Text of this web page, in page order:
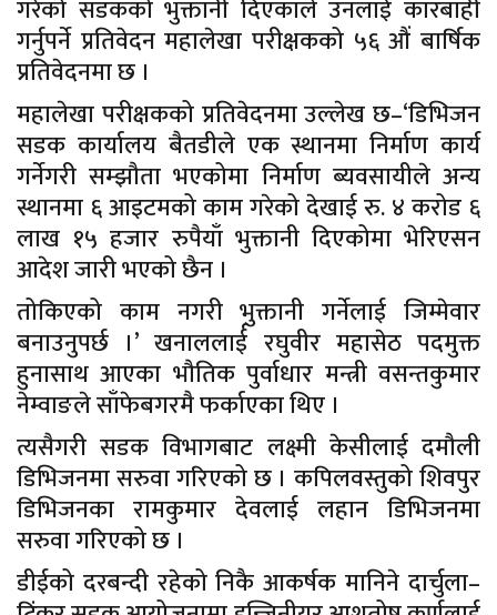
गरेको सडकको भुक्तानी दिएकाले उनलाई कारबाही
गर्नुपर्ने प्रतिवेदन महालेखा परीक्षकको ५६ औं बार्षिक
प्रतिवेदनमा छ ।
महालेखा परीक्षकको प्रतिवेदनमा उल्लेख छ–‘डिभिजन
सडक कार्यालय बैतडीले एक स्थानमा निर्माण कार्य
गर्नेगरी सम्झौता भएकोमा निर्माण ब्यवसायीले अन्य
स्थानमा ६ आइटमको काम गरेको देखाई रु. ४ करोड ६
लाख १५ हजार रुपैयाँ भुक्तानी दिएकोमा भेरिएसन
आदेश जारी भएको छैन ।
तोकिएको काम नगरी भुक्तानी गर्नेलाई जिम्मेवार
बनाउनुपर्छ ।’ खनाललार्ई रघुवीर महासेठ पदमुक्त
हुनासाथ आएका भौतिक पुर्वाधार मन्त्री वसन्तकुमार
नेम्वाङले साँफेबगरमै फर्काएका थिए ।
त्यसैगरी सडक विभागबाट लक्ष्मी केसीलाई दमौली
डिभिजनमा सरुवा गरिएको छ । कपिलवस्तुको शिवपुर
डिभिजनका रामकुमार देवलाई लहान डिभिजनमा
सरुवा गरिएको छ ।
डीईको दरबन्दी रहेको निकै आकर्षक मानिने दार्चुला–